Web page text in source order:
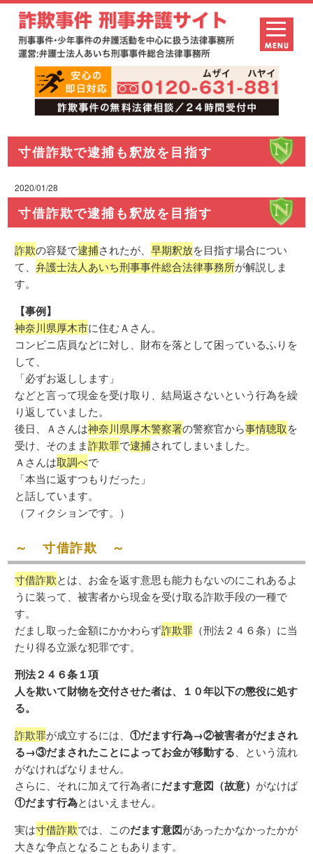
寸借詐欺で逮捕も釈放を目指す
2020/01/28
寸借詐欺で逮捕も釈放を目指す
詐欺の容疑で逮捕されたが、早期釈放を目指す場合につい
て、弁護士法人あいち刑事事件総合法律事務所が解説しま
す。
【事例】
神奈川県厚木市に住むＡさん。
コンビニ店員などに対し、財布を落として困っているふりを
して、
「必ずお返しします」
などと言って現金を受け取り、結局返さないという行為を繰
り返していました。
後日、Ａさんは神奈川県厚木警察署の警察官から事情聴取を
受け、そのまま詐欺罪で逮捕されてしまいました。
Ａさんは取調べで
「本当に返すつもりだった」
と話しています。
（フィクションです。）
～ 寸借詐欺 ～
寸借詐欺とは、お金を返す意思も能力もないのにこれあるよ
うに装って、被害者から現金を受け取る詐欺手段の一種で
す。
だまし取った金額にかかわらず詐欺罪 （刑法２４６条）に当
たり得る立派な犯罪です。
刑法２４６条１項
人を欺いて財物を交付させた者は、１０年以下の懲役に処す
る。
詐欺罪が成立するには、①だます行為→②被害者がだまされ
る→③だまされたことによってお金が移動する 、という流れ
がなければなりません。
さらに、それに加えて行為者にだます意図（故意） がなけば
①だます行為とはいえません。
実は寸借詐欺では、このだます意図があったかなかったかが
大きな争点となることもあります。